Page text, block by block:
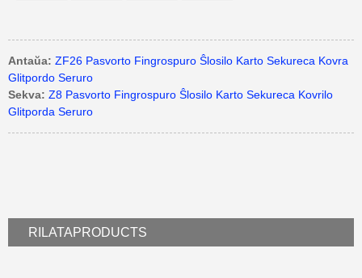
Antaŭa: ZF26 Pasvorto Fingrospuro Ŝlosilo Karto Sekureca Kovra
Glitpordo Seruro
Sekva: Z8 Pasvorto Fingrospuro Ŝlosilo Karto Sekureca Kovrilo
Glitporda Seruro
RILATAPRODUCTS